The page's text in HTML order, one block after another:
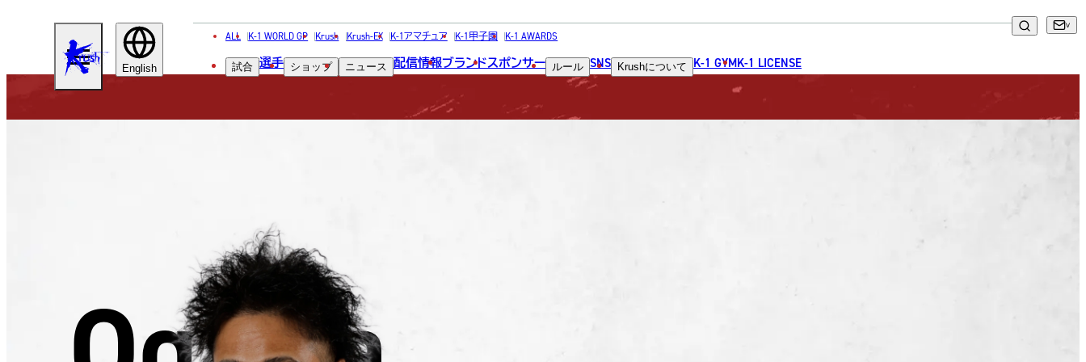
KRUSHEnglish
ALL K-1 WORLD GP Krush Krush-EX K-1アマチュア K-1甲子園 K-1 AWARDS
試合 選手 ショップ ニュース 配信情報ブランドスポンサー ルール SNS Krushについて K-1 GYMK-1 LICENSE
FIGHTER